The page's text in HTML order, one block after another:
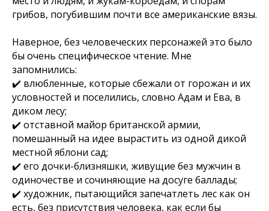
грибов, погубившим почти все американские вязы.
Наверное, без человеческих персонажей это было
бы очень специфическое чтение. Мне
запомнились:
✔️ влюбленные, которые сбежали от горожан и их
условностей и поселились, словно Адам и Ева, в
диком лесу;
✔️ отставной майор британской армии,
помешанный на идее вырастить из одной дикой
местной яблони сад;
✔️ его дочки-близняшки, живущие без мужчин в
одиночестве и сочиняющие на досуге баллады;
✔️ художник, пытающийся запечатлеть лес как он
есть, без присутствия человека, как если бы